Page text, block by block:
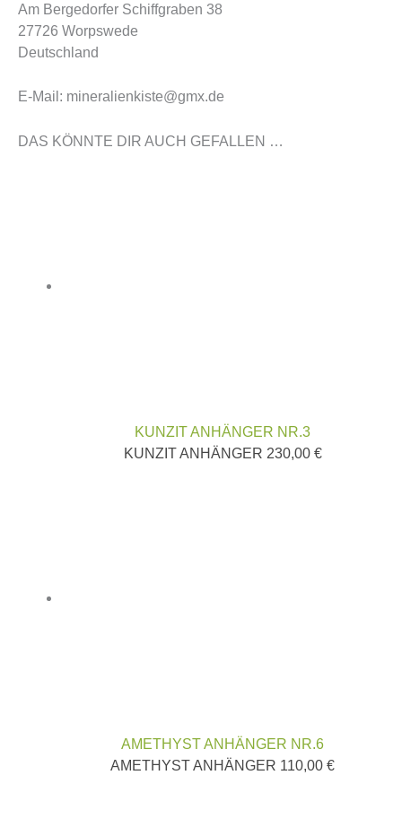
Am Bergedorfer Schiffgraben 38
27726 Worpswede
Deutschland
E-Mail: mineralienkiste@gmx.de
DAS KÖNNTE DIR AUCH GEFALLEN …
KUNZIT ANHÄNGER NR.3
KUNZIT ANHÄNGER 230,00 €
AMETHYST ANHÄNGER NR.6
AMETHYST ANHÄNGER 110,00 €